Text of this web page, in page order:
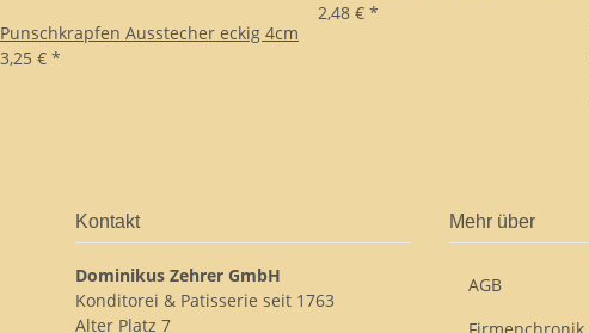
Punschkrapfen Ausstecher eckig 4cm
3,25 € *
2,48 € *
Kontakt
Dominikus Zehrer GmbH
Konditorei & Patisserie seit 1763
Alter Platz 7
Mehr über
AGB